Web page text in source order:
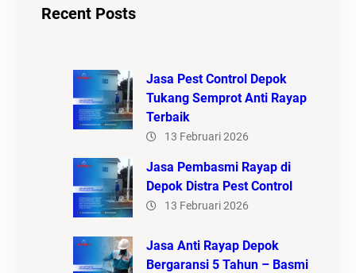
Recent Posts
Jasa Pest Control Depok
Tukang Semprot Anti Rayap
Terbaik
13 Februari 2026
Jasa Pembasmi Rayap di
Depok Distra Pest Control
13 Februari 2026
Jasa Anti Rayap Depok
Bergaransi 5 Tahun – Basmi